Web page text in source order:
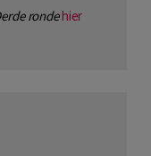
rondehier